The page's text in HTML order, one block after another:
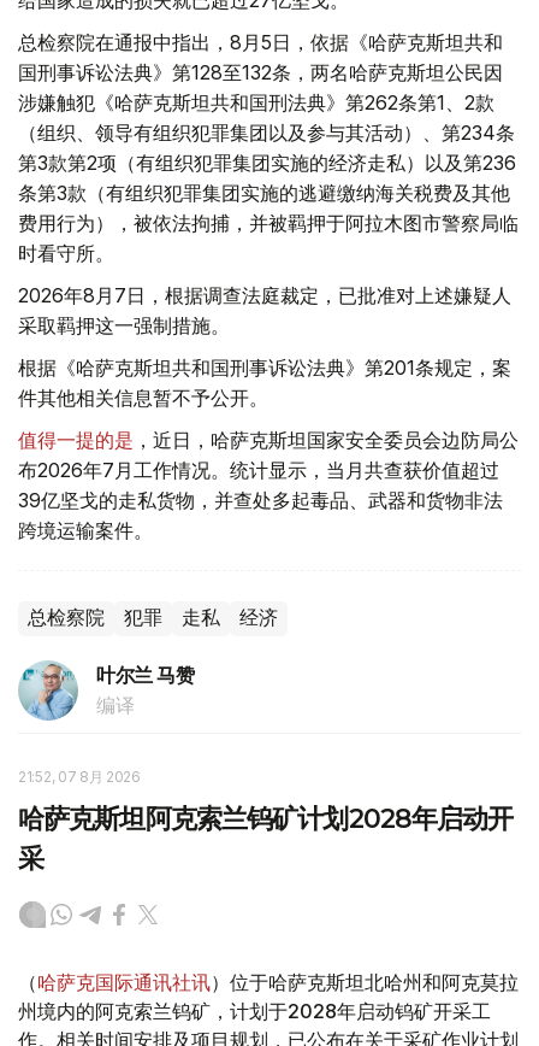
总检察院在通报中指出，8月5日，依据《哈萨克斯坦共和
国刑事诉讼法典》第128至132条，两名哈萨克斯坦公民因
涉嫌触犯《哈萨克斯坦共和国刑法典》第262条第1、2款
（组织、领导有组织犯罪集团以及参与其活动）、第234条
第3款第2项（有组织犯罪集团实施的经济走私）以及第236
条第3款（有组织犯罪集团实施的逃避缴纳海关税费及其他
费用行为），被依法拘捕，并被羁押于阿拉木图市警察局临
时看守所。
2026年8月7日，根据调查法庭裁定，已批准对上述嫌疑人
采取羁押这一强制措施。
根据《哈萨克斯坦共和国刑事诉讼法典》第201条规定，案
件其他相关信息暂不予公开。
值得一提的是 ，近日，哈萨克斯坦国家安全委员会边防局公
布2026年7月工作情况。统计显示，当月共查获价值超过
39亿坚戈的走私货物，并查处多起毒品、武器和货物非法
跨境运输案件。
总检察院 犯罪 走私 经济
叶尔兰 马赞
编译
21:52, 07 8月 2026
哈萨克斯坦阿克索兰钨矿计划2028年启动开
采
（哈萨克国际通讯社讯）位于哈萨克斯坦北哈州和阿克莫拉
州境内的阿克索兰钨矿，计划于2028年启动钨矿开采工
作。相关时间安排及项目规划，已公布在关于采矿作业计划